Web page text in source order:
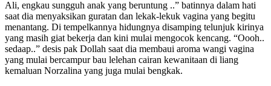
Ali, engkau sungguh anak yang beruntung ..” batinnya dalam hati
saat dia menyaksikan guratan dan lekak-lekuk vagina yang begitu
menantang. Di tempelkannya hidungnya disamping telunjuk kirinya
yang masih giat bekerja dan kini mulai mengocok kencang. “Oooh..
sedaap..” desis pak Dollah saat dia membaui aroma wangi vagina
yang mulai bercampur bau lelehan cairan kewanitaan di liang
kemaluan Norzalina yang juga mulai bengkak.